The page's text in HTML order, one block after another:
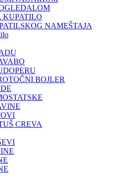
NAMEŠTAJA
BOJLER
CREVA